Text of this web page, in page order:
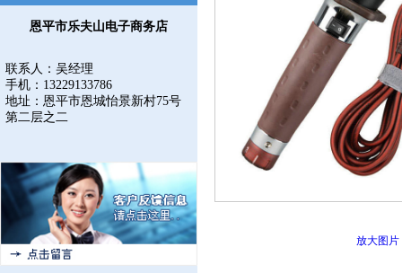
恩平市乐夫山电子商务店
联系人：吴经理
手机：13229133786
地址： 恩平市恩城怡景新村75号
第二层之二
放大图片